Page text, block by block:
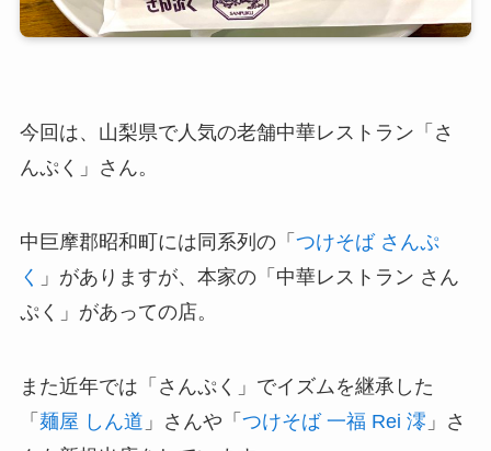
今回は、山梨県で人気の老舗中華レストラン「さ
んぷく」さん。
中巨摩郡昭和町には同系列の「 つけそば さんぷ
く 」がありますが、本家の「中華レストラン さん
ぷく」があっての店。
また近年では「さんぷく」でイズムを継承した
「 麺屋 しん道 」さんや「 つけそば 一福 Rei 澪 」さ